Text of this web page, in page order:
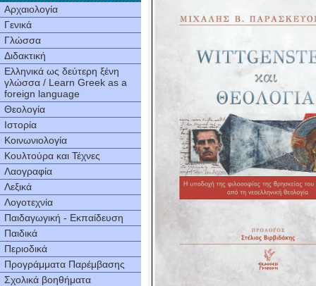
Αρχαιολογία
Γενικά
Γλώσσα
Διδακτική
Ελληνικά ως δεύτερη ξένη
γλώσσα / Learn Greek as a
foreign language
Θεολογία
Ιστορία
Κοινωνιολογία
Κουλτούρα και Τέχνες
Λαογραφία
Λεξικά
Λογοτεχνία
Παιδαγωγική - Εκπαίδευση
Παιδικά
Περιοδικά
Προγράμματα Παρέμβασης
Σχολικά βοηθήματα